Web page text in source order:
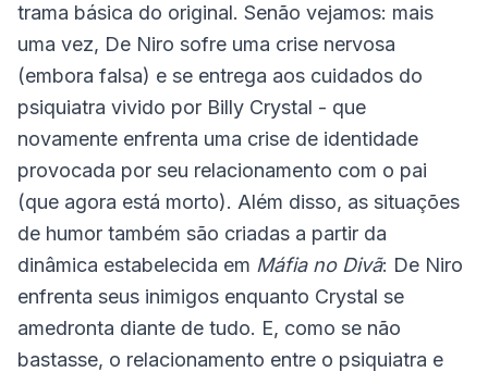
trama básica do original. Senão vejamos: mais
uma vez, De Niro sofre uma crise nervosa
(embora falsa) e se entrega aos cuidados do
psiquiatra vivido por Billy Crystal - que
novamente enfrenta uma crise de identidade
provocada por seu relacionamento com o pai
(que agora está morto). Além disso, as situações
de humor também são criadas a partir da
dinâmica estabelecida em Máfia no Divã: De Niro
enfrenta seus inimigos enquanto Crystal se
amedronta diante de tudo. E, como se não
bastasse, o relacionamento entre o psiquiatra e